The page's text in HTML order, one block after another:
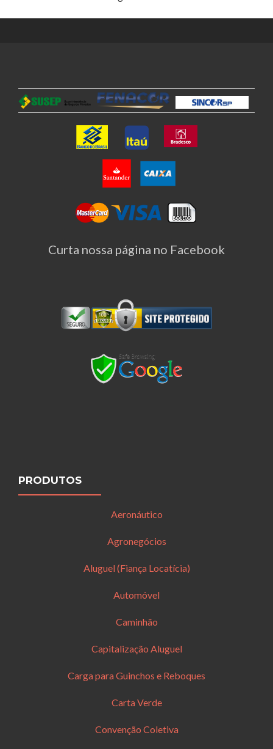
Curta nossa página no Facebook
PRODUTOS
Aeronáutico
Agronegócios
Aluguel (Fiança Locatícia)
Automóvel
Caminhão
Capitalização Aluguel
Carga para Guinchos e Reboques
Carta Verde
Convenção Coletiva